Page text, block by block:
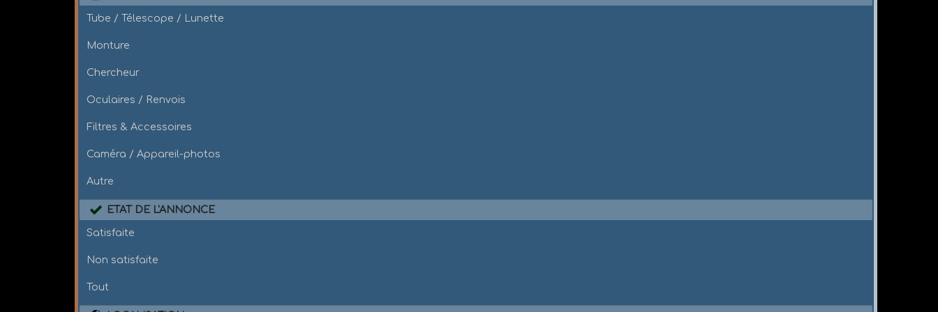
Tube / Télescope / Lunette
Monture
Chercheur
Oculaires / Renvois
Filtres & Accessoires
Caméra / Appareil-photos
Autre
ETAT DE L'ANNONCE
Satisfaite
Non satisfaite
Tout